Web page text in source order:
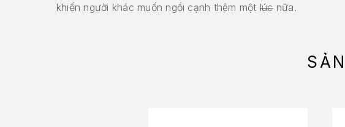
khiến người khác muốn ngồi cạnh thêm một lúcnữa.